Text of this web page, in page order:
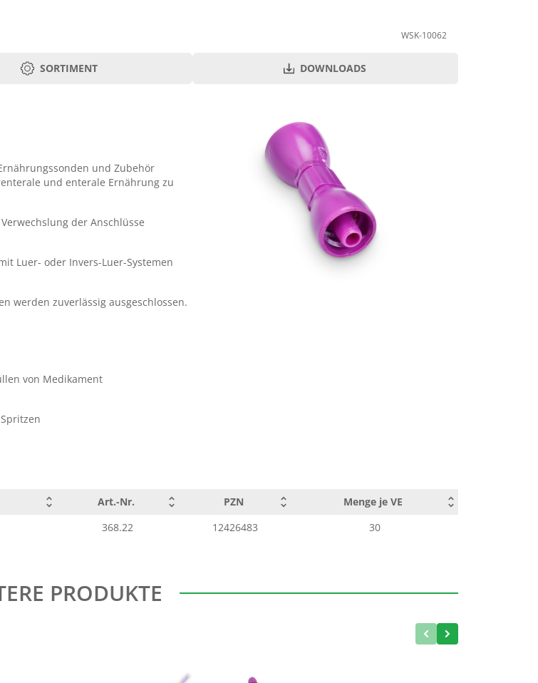
WSK-10062
SORTIMENT
12426483
DOWNLOADS
und Zubehör
und enterale Ernährung zu
der Anschlüsse
Luer- oder Invers-Luer-Systemen
werden zuverlässig ausgeschlossen.
von Medikament
Art.-Nr. PZN
Menge je VE
368.22 12426483 30
PRODUKTE